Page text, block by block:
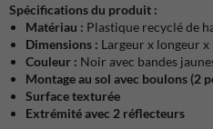
Spécifications du produit :
Matériau : Plastique recyclé de
Dimensions : Largeur x longeur
Couleur : Noir avec bandes
Montage au sol avec boulons (2
Surface texturée
Extrémité avec 2 réflecteurs